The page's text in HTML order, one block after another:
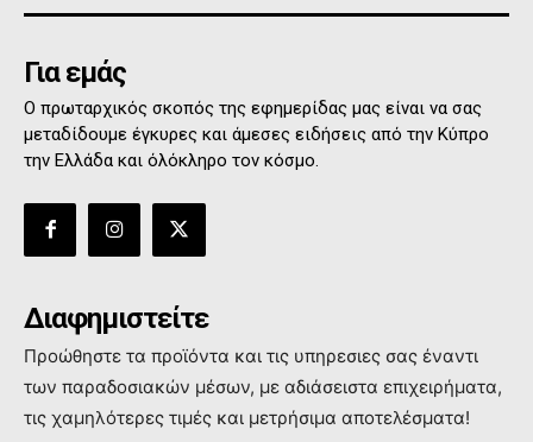
Για εμάς
Ο πρωταρχικός σκοπός της εφημερίδας μας είναι να σας
μεταδίδουμε έγκυρες και άμεσες ειδήσεις από την Κύπρο
την Ελλάδα και όλόκληρο τον κόσμο.
Διαφημιστείτε
Προώθηστε τα προϊόντα και τις υπηρεσιες σας έναντι
των παραδοσιακών μέσων, με αδιάσειστα επιχειρήματα,
τις χαμηλότερες τιμές και μετρήσιμα αποτελέσματα!